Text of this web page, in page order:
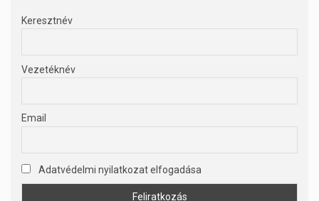
Keresztnév
Vezetéknév
Email
Adatvédelmi nyilatkozat elfogadása